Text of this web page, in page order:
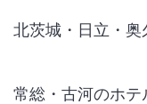
北茨城・日立・
常総・古河のホ